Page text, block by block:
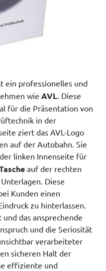
ein professionelles und
wie AVL . Diese
für die Präsentation von
in der
ziert das AVL-Logo
auf der Autobahn. Sie
linken Innenseite für
auf der rechten
Diese
Kunden einen
zu hinterlassen.
das ansprechende
und die Seriosität
verarbeiteter
sicheren Halt der
effiziente und